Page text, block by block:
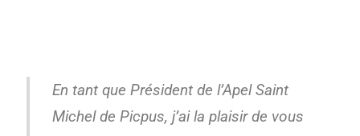
En tant que Président de l’Apel Saint
Michel de Picpus, j’ai la plaisir de vous